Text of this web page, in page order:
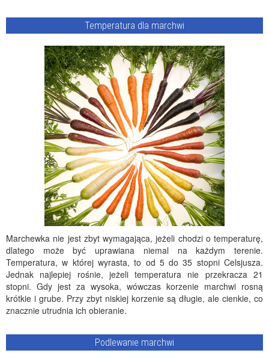
Temperatura dla marchwi
Marchewka nie jest zbyt wymagająca, jeżeli chodzi o temperaturę,
dlatego może być uprawiana niemal na każdym terenie.
Temperatura, w której wyrasta, to od 5 do 35 stopni Celsjusza.
Jednak najlepiej rośnie, jeżeli temperatura nie przekracza 21
stopni. Gdy jest za wysoka, wówczas korzenie marchwi rosną
krótkie i grube. Przy zbyt niskiej korzenie są długie, ale cienkie, co
znacznie utrudnia ich obieranie.
Podlewanie marchwi